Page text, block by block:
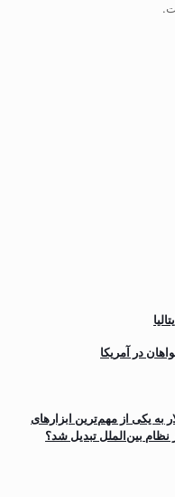
در آمریکا
به یکی از مهم‌ترین ابزارهای
نظام بین‌الملل تبدیل شد؟